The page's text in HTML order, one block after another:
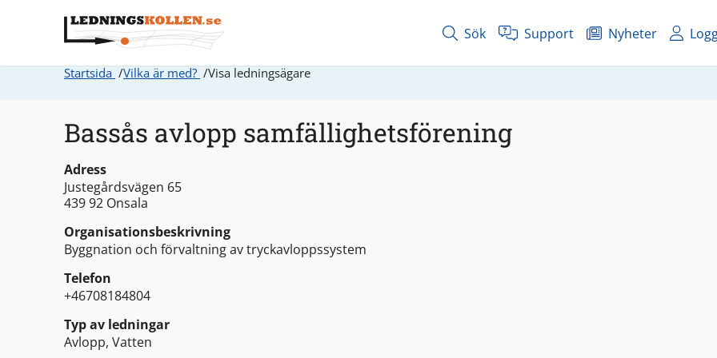
Sök Support Nyheter
Startsida Vilka är med? Visa ledningsägare
Bassås avlopp samfällighetsförening
Adress
Justegårdsvägen 65
439 92 Onsala
Organisationsbeskrivning
Byggnation och förvaltning av tryckavloppssystem
Telefon
+46708184804
Typ av ledningar
Avlopp, Vatten